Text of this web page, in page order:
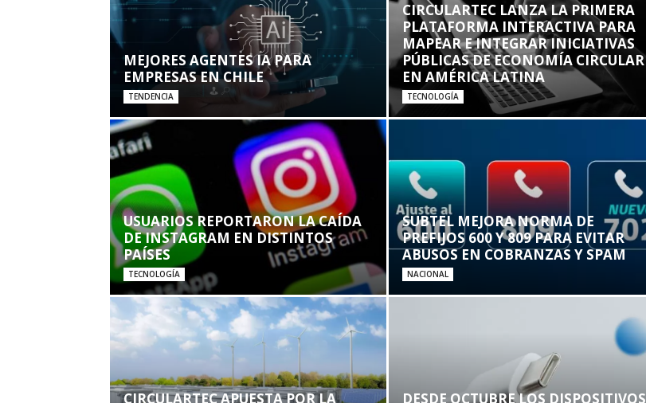
MEJORES AGENTES IA PARA
EMPRESAS EN CHILE
TENDENCIA
CIRCULARTEC LANZA LA PRIMERA
PLATAFORMA INTERACTIVA PARA
MAPEAR E INTEGRAR INICIATIVAS
PÚBLICAS DE ECONOMÍA CIRCULAR
EN AMÉRICA LATINA
TECNOLOGÍA
USUARIOS REPORTARON LA CAÍDA
DE INSTAGRAM EN DISTINTOS
PAÍSES
TECNOLOGÍA
SUBTEL MEJORA NORMA DE
PREFIJOS 600 Y 809 PARA EVITAR
ABUSOS EN COBRANZAS Y SPAM
NACIONAL
CIRCULARTEC APUESTA POR LA DESDE OCTUBRE LOS DISPOSITIVOS